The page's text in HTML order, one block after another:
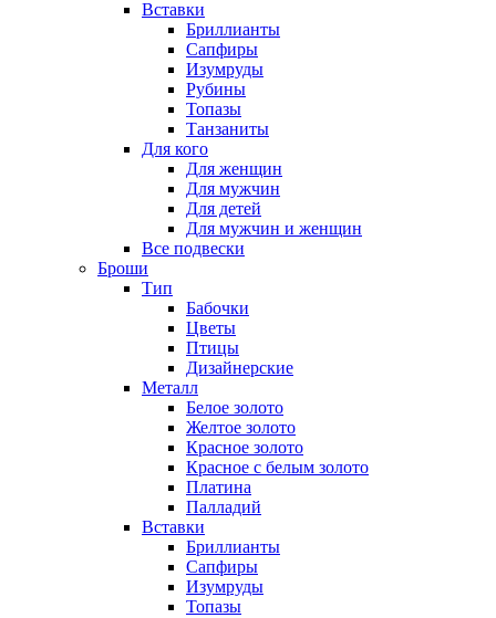
Вставки
Бриллианты
Сапфиры
Изумруды
Рубины
Топазы
Танзаниты
Для кого
Для женщин
Для мужчин
Для детей
Для мужчин и женщин
Все подвески
Броши
Тип
Бабочки
Цветы
Птицы
Дизайнерские
Металл
Белое золото
Желтое золото
Красное золото
Красное с белым золото
Платина
Палладий
Вставки
Бриллианты
Сапфиры
Изумруды
Топазы